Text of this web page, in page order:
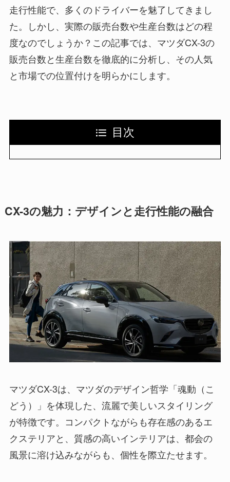
走行性能で、多くのドライバーを魅了してきまし
た。しかし、実際の販売台数や生産台数はどの程
度なのでしょうか？この記事では、マツダCX-3の
販売台数と生産台数を徹底的に分析し、その人気
と市場での位置付けを明らかにします。
目次
CX-3の魅力：デザインと走行性能の融合
マツダCX-3は、マツダのデザイン哲学「魂動（こ
どう）」を体現した、流麗で美しいスタイリング
が特徴です。コンパクトながらも存在感のあるエ
クステリアと、質感の高いインテリアは、都会の
風景に溶け込みながらも、個性を際立たせます。